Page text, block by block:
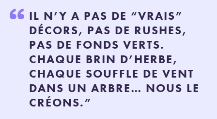
IL N’Y A PAS DE “VRAIS”
DÉCORS, PAS DE RUSHES,
PAS DE FONDS VERTS.
CHAQUE BRIN D’HERBE,
CHAQUE SOUFFLE DE VENT
DANS UN ARBRE… NOUS LE
CRÉONS.”